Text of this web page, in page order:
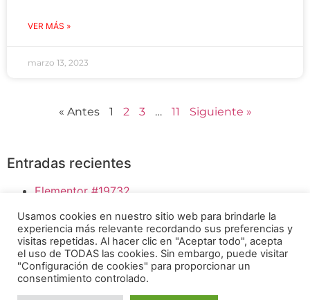
VER MÁS »
marzo 13, 2023
« Antes 1 2 3 … 11 Siguiente »
Entradas recientes
Elementor #19732
HUMMUS DE GARBANZO
SI LE DAS PAPILLAS A TÚ BEBÉ, ESTO TE
INTERESA
BENEFICIOS DE COCINAR SIN GRASA
Usamos cookies en nuestro sitio web para brindarle la
experiencia más relevante recordando sus preferencias y
visitas repetidas. Al hacer clic en "Aceptar todo", acepta
el uso de TODAS las cookies. Sin embargo, puede visitar
"Configuración de cookies" para proporcionar un
consentimiento controlado.